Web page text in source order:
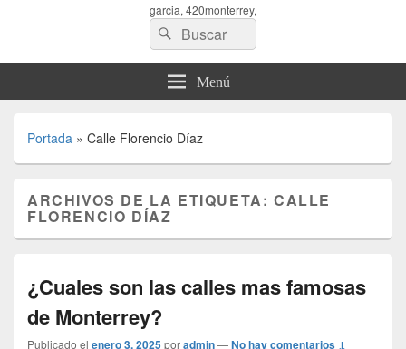
garcia, 420monterrey,
Buscar
por:
Buscar
Menú
Portada » Calle Florencio Díaz
ARCHIVOS DE LA ETIQUETA:CALLE
FLORENCIO DÍAZ
¿Cuales son las calles mas famosas
de Monterrey?
Publicado el enero 3, 2025poradmin—No hay comentarios ↓